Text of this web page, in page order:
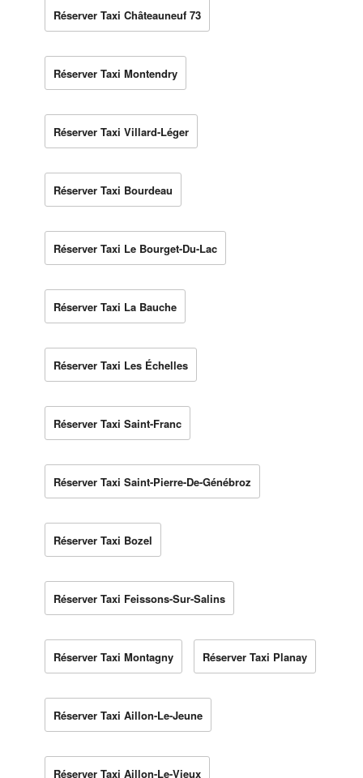
Réserver Taxi Châteauneuf 73
Réserver Taxi Montendry
Réserver Taxi Villard-Léger
Réserver Taxi Bourdeau
Réserver Taxi Le Bourget-Du-Lac
Réserver Taxi La Bauche
Réserver Taxi Les Échelles
Réserver Taxi Saint-Franc
Réserver Taxi Saint-Pierre-De-Génébroz
Réserver Taxi Bozel
Réserver Taxi Feissons-Sur-Salins
Réserver Taxi Montagny Réserver Taxi Planay
Réserver Taxi Aillon-Le-Jeune
Réserver Taxi Aillon-Le-Vieux